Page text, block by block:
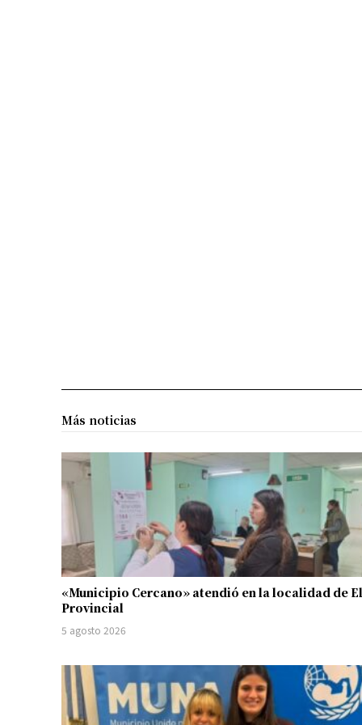
Más noticias
«Municipio Cercano» atendió en la localidad de El
Provincial
5 agosto 2026